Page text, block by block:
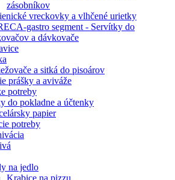
zásobníkov
vreckovky a vlhčené urietky
gastro segment - Servítky do
a dávkovače
a sitká do pisoárov
prášky a aviváže
potreby
do pokladne a účtenky
papier
potreby
na jedlo
Krabice na pizzu